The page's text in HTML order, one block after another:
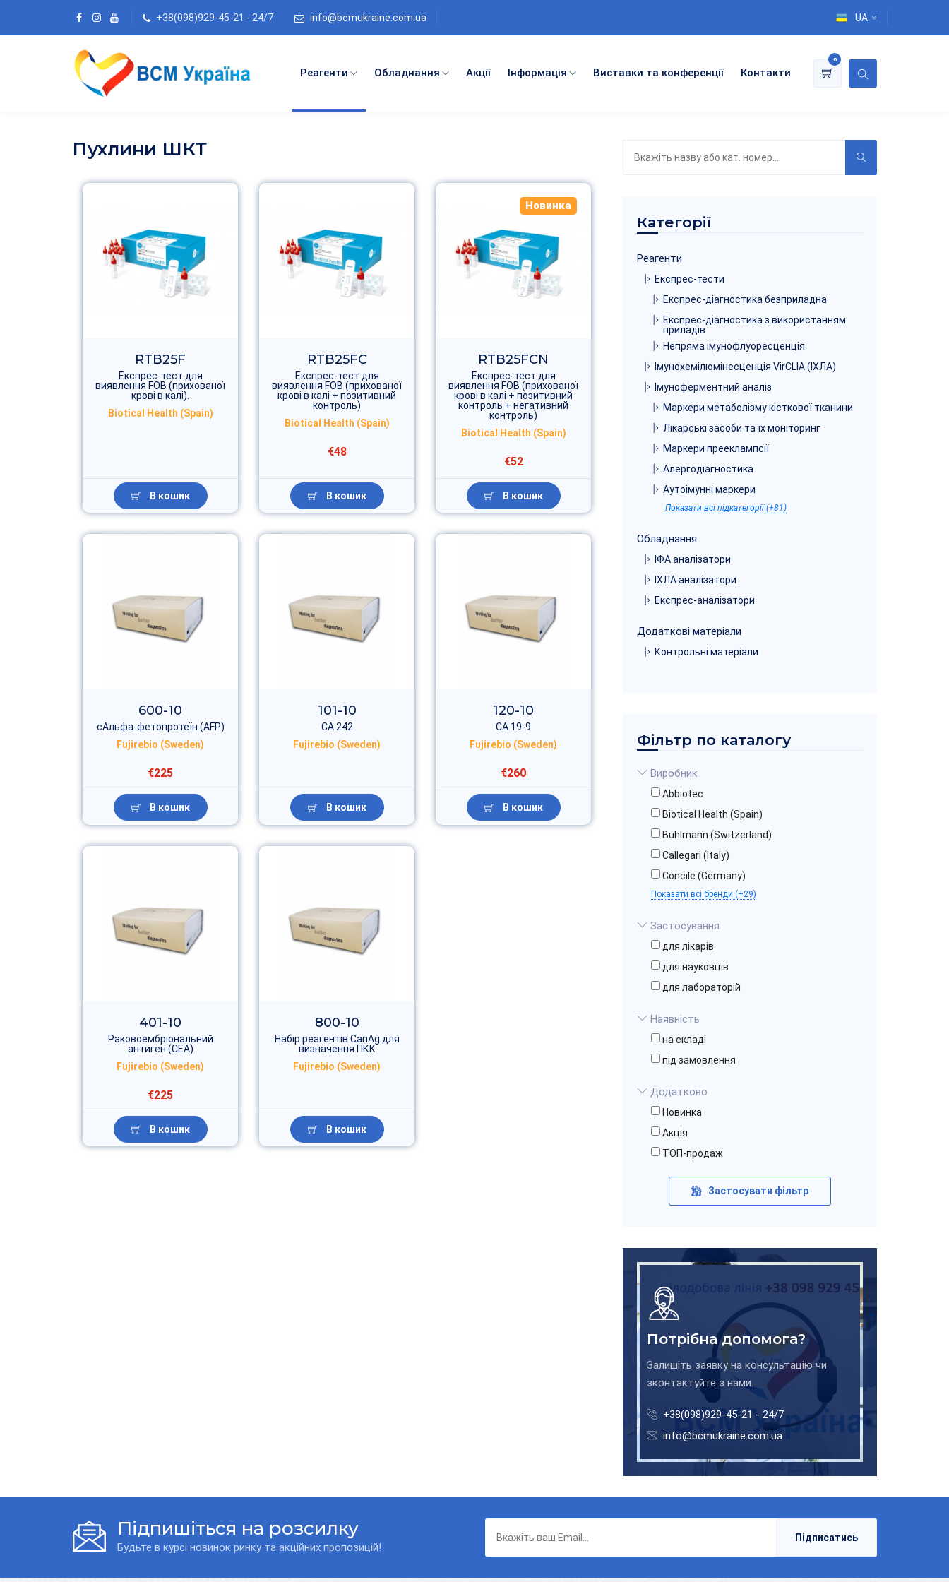
+38(098)929-45-21 - 24/7 info@bcmukraine.com.ua UA
Реагенти Обладнання Акції Інформація Виставки та конференції Контакти
0
Пухлини ШКТ
RTB25F
Експрес-тест для
виявлення FOB (прихованої
крові в калі).
Biotical Health (Spain)
В кошик
RTB25FC
Експрес-тест для
виявлення FOB (прихованої
крові в калі + позитивний
контроль)
Biotical Health (Spain)
€48
В кошик
Новинка
RTB25FCN
Експрес-тест для
виявлення FOB (прихованої
крові в калі + позитивний
контроль + негативний
контроль)
Biotical Health (Spain)
€52
В кошик
600-10
сАльфа-фетопротеїн (AFP)
Fujirebio (Sweden)
€225
В кошик
101-10
CA 242
Fujirebio (Sweden)
В кошик
120-10
CA 19-9
Fujirebio (Sweden)
€260
В кошик
401-10
Раковоембріональний
антиген (CEA)
Fujirebio (Sweden)
€225
В кошик
800-10
Набір реагентів CanAg для
визначення ПКК
Fujirebio (Sweden)
В кошик
Категорії
Реагенти
Експрес-тести
Експрес-діагностика безприладна
Експрес-діагностика з використанням
приладів
Непряма імунофлуоресценція
Імунохемілюмінесценція VirCLIA (ІХЛА)
Імуноферментний аналіз
Маркери метаболізму кісткової тканини
Лікарські засоби та їх моніторинг
Маркери прееклампсії
Алергодіагностика
Аутоімунні маркери
Показати всі підкатегорії (+81)
Обладнання
ІФА аналізатори
ІХЛА аналізатори
Експрес-аналізатори
Додаткові матеріали
Контрольні матеріали
Фільтр по каталогу
Виробник
Abbiotec
Biotical Health (Spain)
Buhlmann (Switzerland)
Callegari (Italy)
Concile (Germany)
Показати всі бренди (+29)
Застосування
для лікарів
для науковців
для лабораторій
Наявність
на складі
під замовлення
Додатково
Новинка
Акція
ТОП-продаж
Застосувати фільтр
Потрібна допомога?
Залишіть заявку на консультацію чи
зконтактуйте з нами.
+38(098)929-45-21 - 24/7
info@bcmukraine.com.ua
Підпишіться на розсилку
Будьте в курсі новинок ринку та акційних пропозицій!
Підписатись